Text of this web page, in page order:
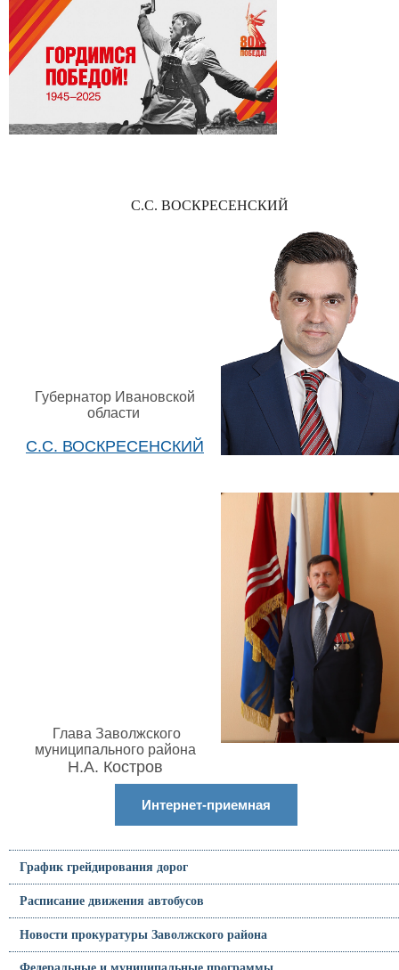
С.С. ВОСКРЕСЕНСКИЙ
Губернатор Ивановской
области
С.С. ВОСКРЕСЕНСКИЙ
Глава Заволжского
муниципального района
Н.А. Костров
Интернет-приемная
График грейдирования дорог
Расписание движения автобусов
Новости прокуратуры Заволжского района